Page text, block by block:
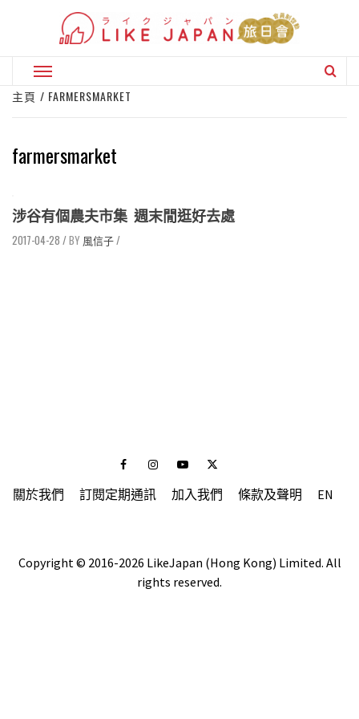
Primary
Menu
主頁 FARMERSMARKET
farmersmarket
涉谷有個農夫市集 週末閒逛好去處
2017-04-28 / 風信子/
FacebookInstagramYoutubeTwitter
關於我們 訂閱定期通訊 加入我們 條款及聲明 EN
Copyright © 2016-2026 LikeJapan (Hong Kong) Limited. All
rights reserved.